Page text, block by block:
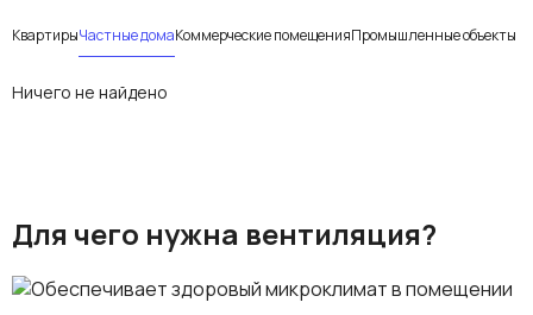
КвартирыЧастные домаКоммерческие помещенияПромышленные объекты
Ничего не найдено
Для чего нужна вентиляция?